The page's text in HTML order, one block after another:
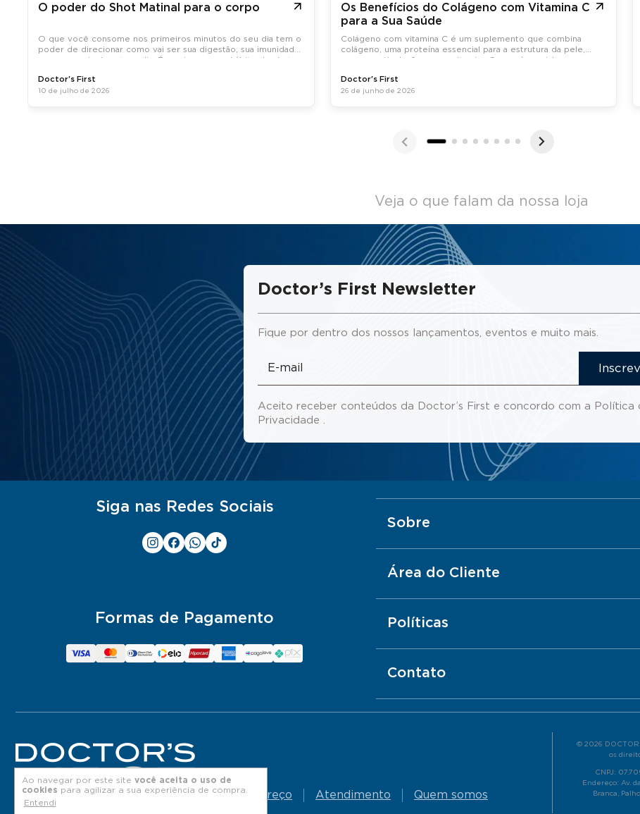
Ao navegar por este site você aceita o uso de
cookies para agilizar a sua experiência de compra.
Entendi
O poder do Shot Matinal para o corpo
O que você consome nos primeiros minutos do seu dia tem o
poder de direcionar como vai ser sua digestão, sua imunidade
e sua energia durante o dia. É por isso que o hábito do shot
jejum, tem
Doctor's First
10 de julho de 2026
Os Benefícios do Colágeno com Vitamina C
para a Sua Saúde
Colágeno com vitamina C é um suplemento que combina
colágeno, uma proteína essencial para a estrutura da pele,
ossos e articulações, com vitamina C, que é crucial para a
Doctor's First
26 de junho de 2026
Veja o que falam da nossa loja
Doctor’s First Newsletter
Fique por dentro dos nossos lançamentos, eventos e muito mais.
Aceito receber conteúdos da Doctor’s First e concordo com a Política
Privacidade
Siga nas Redes Sociais
Sobre
Área do Cliente
Políticas
Contato
Formas de Pagamento
Endereço Atendimento Quem somos
© 2026
os
CNPJ:
Endereço: Av.
Branca,